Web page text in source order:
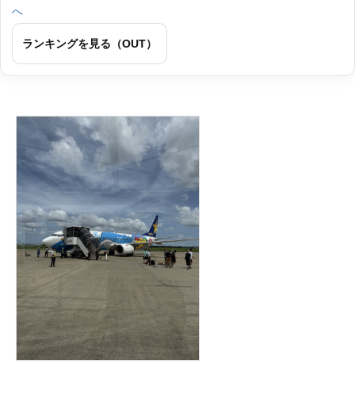
ランキングを見る（OUT）